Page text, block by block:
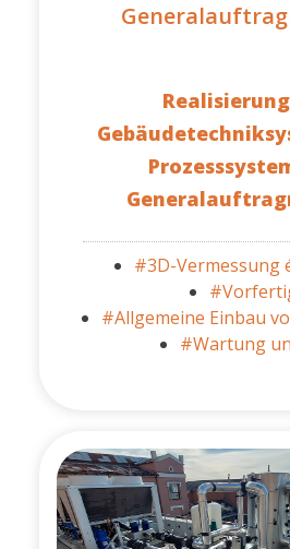
#3D-Vermessung
#Allgemeine Einbau
#Wartung